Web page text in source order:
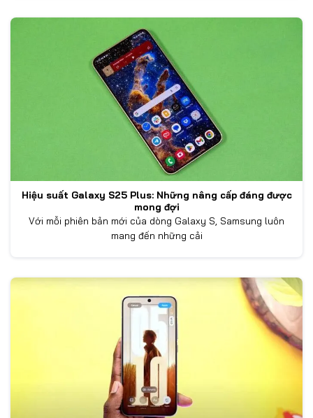
Hiệu suất Galaxy S25 Plus: Những nâng cấp đáng được
mong đợi
Với mỗi phiên bản mới của dòng Galaxy S, Samsung luôn
mang đến những cải